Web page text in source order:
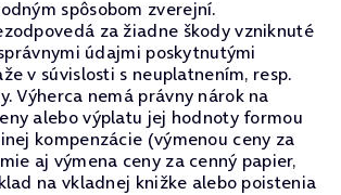
spôsobom zverejní.
za žiadne škody vzniknuté
údajmi poskytnutými
v súvislosti s neuplatnením, resp.
Výherca nemá právny nárok na
alebo výplatu jej hodnoty formou
kompenzácie (výmenou ceny za
aj výmena ceny za cenný papier,
na vkladnej knižke alebo poistenia